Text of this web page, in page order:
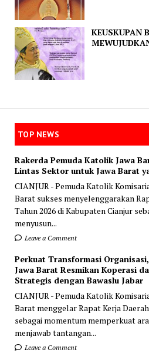
KEUSKUPAN
TOP NEWS
Rakerda Pemuda Katolik Jawa
Lintas Sektor untuk Jawa Barat
CIANJUR - Pemuda Katolik
Barat sukses menyelenggarakan
Tahun 2026 di Kabupaten Cianjur
menyusun...
Leave a Comment
Perkuat Transformasi
Jawa Barat Resmikan Koperasi
Strategis dengan Bawaslu Jabar
CIANJUR - Pemuda Katolik
Barat menggelar Rapat Kerja
sebagai momentum memperkuat
menjawab tantangan...
Leave a Comment